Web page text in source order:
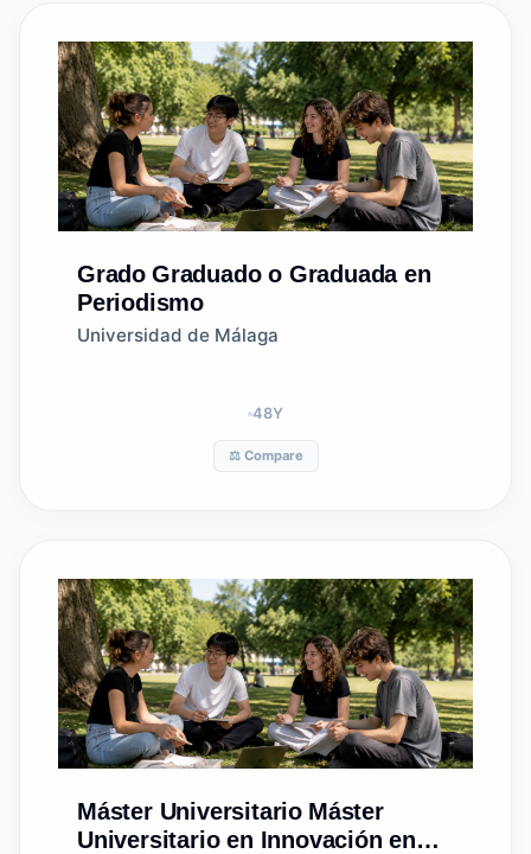
Grado Graduado o Graduada en
Periodismo
Universidad de Málaga
48Y
⚖️ Compare
Máster Universitario Máster
Universitario en Innovación en